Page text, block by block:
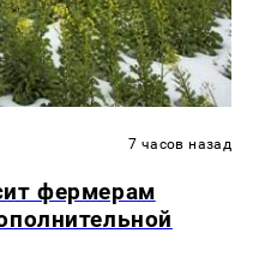
7 часов назад
фермерам